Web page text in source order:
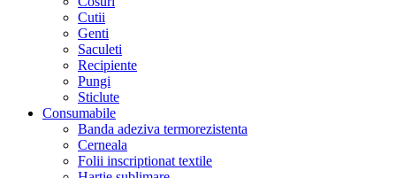
Cutii
Genti
Saculeti
Recipiente
Pungi
Sticlute
Consumabile
Banda adeziva termorezistenta
Cerneala
Folii inscriptionat textile